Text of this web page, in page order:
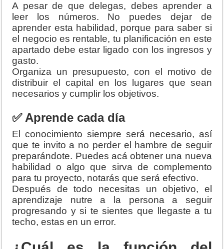
A pesar de que delegas, debes aprender a
leer los números. No puedes dejar de
aprender esta habilidad, porque para saber si
el negocio es rentable, tu planificación en este
apartado debe estar ligado con los ingresos y
gasto.
Organiza un presupuesto, con el motivo de
distribuir el capital en los lugares que sean
necesarios y cumplir los objetivos.
✅ Aprende cada día
El conocimiento siempre será necesario, así
que te invito a no perder el hambre de seguir
preparándote. Puedes acá obtener una nueva
habilidad o algo que sirva de complemento
para tu proyecto, notarás que será efectivo.
Después de todo necesitas un objetivo, el
aprendizaje nutre a la persona a seguir
progresando y si te sientes que llegaste a tu
techo, estas en un error.